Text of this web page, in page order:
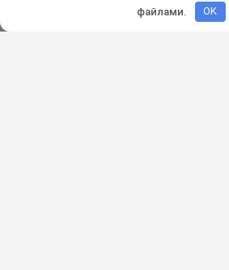
Разработка и продвижение:
файлами.
OK